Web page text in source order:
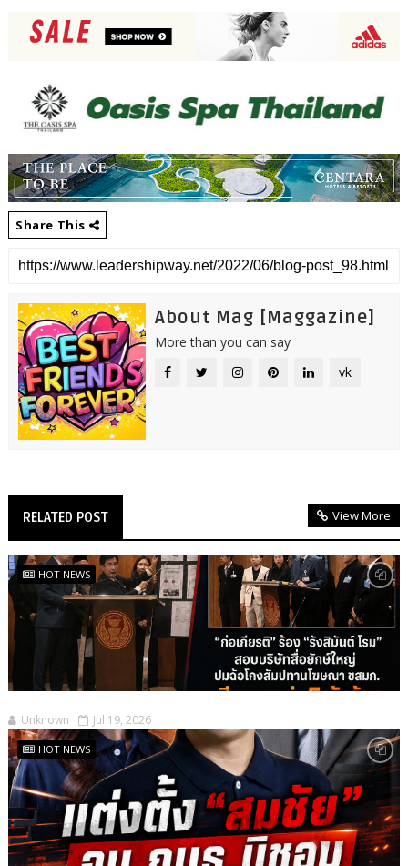
Share This
About Mag [Maggazine]
More than you can say
vk
RELATED POST View More
HOT NEWS
Unknown Jul 19, 2026
HOT NEWS